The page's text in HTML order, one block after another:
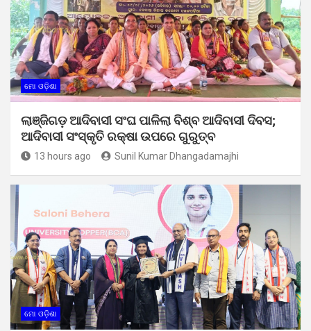
ମୋ ଓଡ଼ିଶା
ଲାଞ୍ଜିଗଡ଼ ଆଦିବାସୀ ସଂଘ ପାଳିଲା ବିଶ୍ବ ଆଦିବାସୀ ଦିବସ;
ଆଦିବାସୀ ସଂସ୍କୃତି ରକ୍ଷା ଉପରେ ଗୁରୁତ୍ବ
13 hours ago Sunil Kumar Dhangadamajhi
ମୋ ଓଡ଼ିଶା